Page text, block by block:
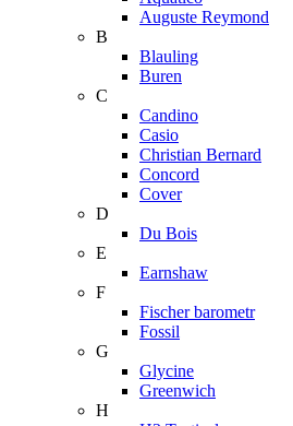
Auguste Reymond
B
Blauling
Buren
C
Candino
Casio
Christian Bernard
Concord
Cover
D
Du Bois
E
Earnshaw
F
Fischer barometr
Fossil
G
Glycine
Greenwich
H